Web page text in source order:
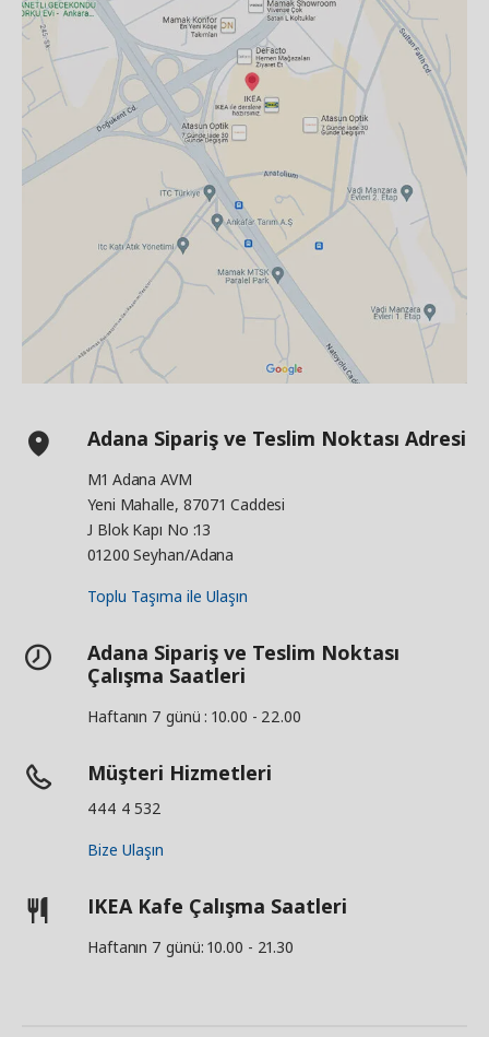
Adana Sipariş ve Teslim Noktası Adresi
M1 Adana AVM
Yeni Mahalle, 87071 Caddesi
J Blok Kapı No :13
01200 Seyhan/Adana
Toplu Taşıma ile Ulaşın
Adana Sipariş ve Teslim Noktası
Çalışma Saatleri
Haftanın 7 günü : 10.00 - 22.00
Müşteri Hizmetleri
444 4 532
Bize Ulaşın
IKEA Kafe Çalışma Saatleri
Haftanın 7 günü: 10.00 - 21.30